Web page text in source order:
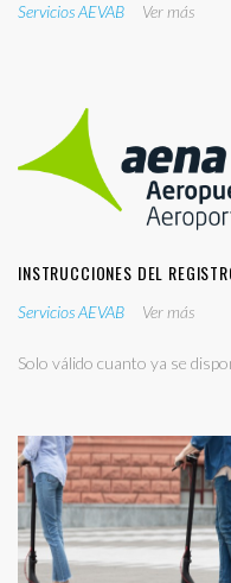
Servicios AEVAB Ver más
INSTRUCCIONES DEL
Servicios AEVAB Ver más
Solo válido cuanto ya se